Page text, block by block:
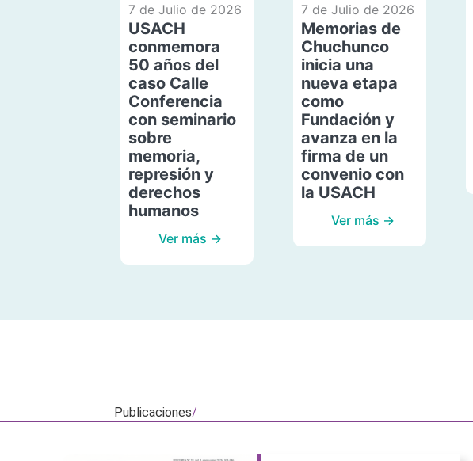
7 de Julio de 2026
USACH
conmemora
50 años del
caso Calle
Conferencia
con seminario
sobre
memoria,
represión y
derechos
humanos
Ver más →
7 de Julio de 2026
Memorias de
Chuchunco
inicia una
nueva etapa
como
Fundación y
avanza en la
firma de un
convenio con
la USACH
Ver más →
Publicaciones/